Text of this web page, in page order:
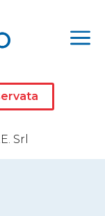
a
Srl